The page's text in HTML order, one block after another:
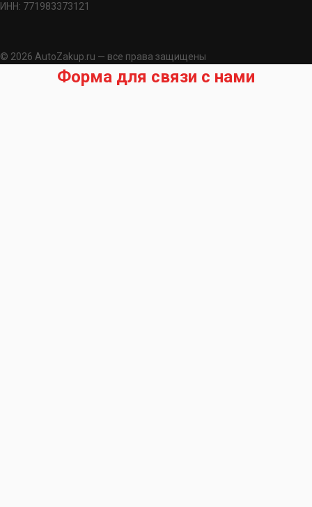
ИНН: 771983373121
© 2026 AutoZakup.ru — все права защищены
Форма для связи с нами